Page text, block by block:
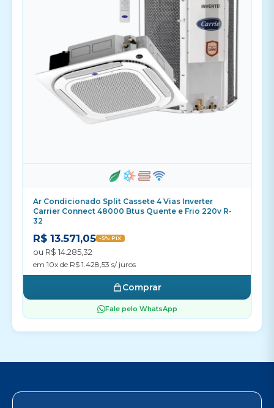
Ar Condicionado Split Cassete 4 Vias Inverter
Carrier Connect 48000 Btus Quente e Frio 220v R-
32
R$ 13.571,05 -5% PIX
ou R$ 14.285,32
em 10x de R$ 1.428,53 s/ juros
Comprar
Fale pelo WhatsApp